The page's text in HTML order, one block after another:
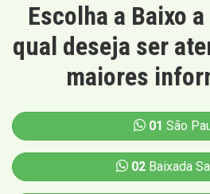
Escolha a Baixo
qual deseja ser
maiores
01 São
02Baixada